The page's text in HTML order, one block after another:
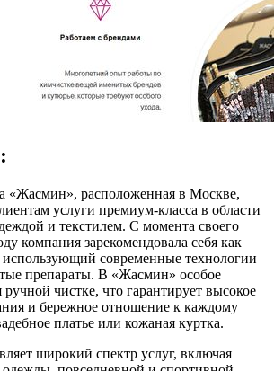
«Жасмин», расположенная в Москве,
услуги премиум-класса в области
и текстилем. С момента своего
компания зарекомендовала себя как
современные технологии
препараты. В «Жасмин» особое
ручной чистке, что гарантирует высокое
и бережное отношение к каждому
платье или кожаная куртка.
широкий спектр услуг, включая